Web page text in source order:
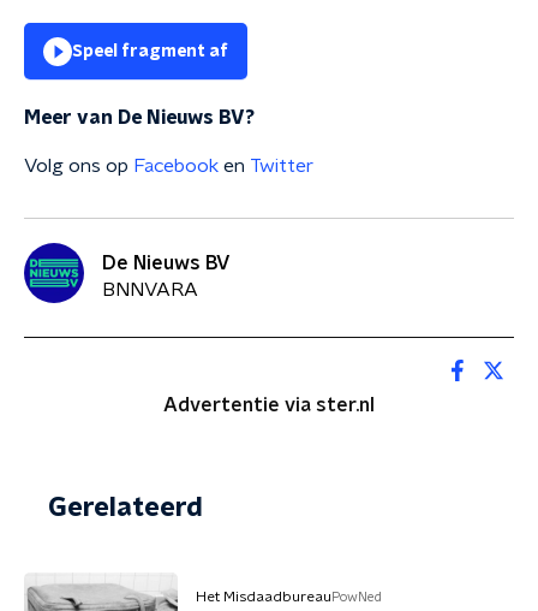
Speel fragment af
Meer van De Nieuws BV?
Volg ons op Facebook en Twitter
De Nieuws BV
BNNVARA
Advertentie via ster.nl
Gerelateerd
Het Misdaadbureau PowNed